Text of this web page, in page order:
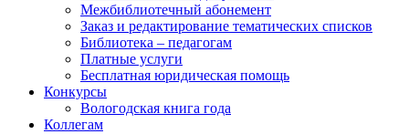
Межбиблиотечный абонемент
Заказ и редактирование тематических списков
Библиотека – педагогам
Платные услуги
Бесплатная юридическая помощь
Конкурсы
Вологодская книга года
Коллегам